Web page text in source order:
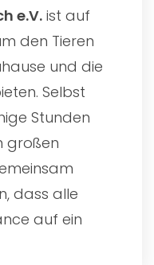
e.V. ist auf
den Tieren
und die
Selbst
Stunden
großen
dass alle
auf ein